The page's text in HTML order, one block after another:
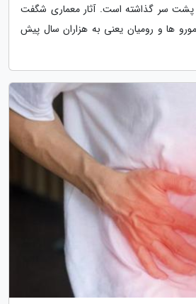
را پشت سر گذاشته است. آثار معماری شگفت
ها و رومیان یعنی به هزاران سال پیش